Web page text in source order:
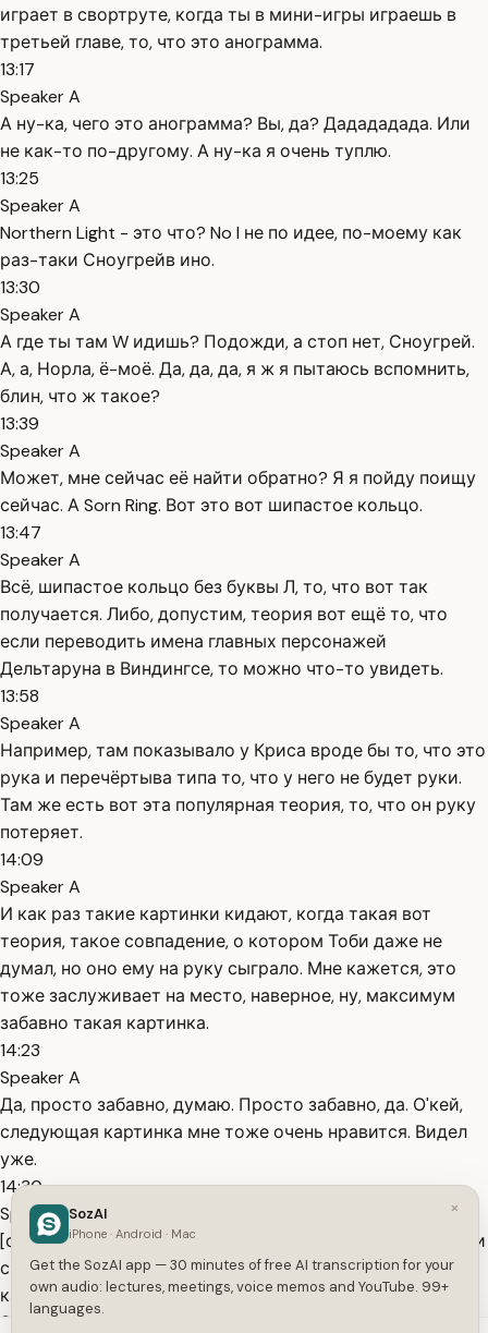
играет в свортруте, когда ты в мини-игры играешь в
третьей главе, то, что это анограмма.
13:17
Speaker A
А ну-ка, чего это анограмма? Вы, да? Дадададада. Или
не как-то по-другому. А ну-ка я очень туплю.
13:25
Speaker A
Northern Light - это что? No l не по идее, по-моему как
раз-таки Сноугрейв ино.
13:30
Speaker A
А где ты там W идишь? Подожди, а стоп нет, Сноугрей.
А, а, Норла, ё-моё. Да, да, да, я ж я пытаюсь вспомнить,
блин, что ж такое?
13:39
Speaker A
Может, мне сейчас её найти обратно? Я я пойду поищу
сейчас. А Sorn Ring. Вот это вот шипастое кольцо.
13:47
Speaker A
Всё, шипастое кольцо без буквы Л, то, что вот так
получается. Либо, допустим, теория вот ещё то, что
если переводить имена главных персонажей
Дельтаруна в Виндингсе, то можно что-то увидеть.
13:58
Speaker A
Например, там показывало у Криса вроде бы то, что это
рука и перечёртыва типа то, что у него не будет руки.
Там же есть вот эта популярная теория, то, что он руку
потеряет.
14:09
Speaker A
И как раз такие картинки кидают, когда такая вот
теория, такое совпадение, о котором Тоби даже не
думал, но оно ему на руку сыграло. Мне кажется, это
тоже заслуживает на место, наверное, ну, максимум
забавно такая картинка.
14:23
Speaker A
Да, просто забавно, думаю. Просто забавно, да. О'кей,
следующая картинка мне тоже очень нравится. Видел
уже.
14:30
Speaker A
[смех] Да, я это видел. Там, где стрёмный жирный Бёрли
спрашивает: "Готов ли ты к гёрснинг? Я даже не знаю,
как это перевести. Сжимание, расширение. Что это?
Это что-то очень страшное с вот этим визуалом ещё.
×
SozAI
iPhone · Android · Mac
Get the SozAI app — 30 minutes of free AI transcription for your
own audio: lectures, meetings, voice memos and YouTube. 99+
languages.